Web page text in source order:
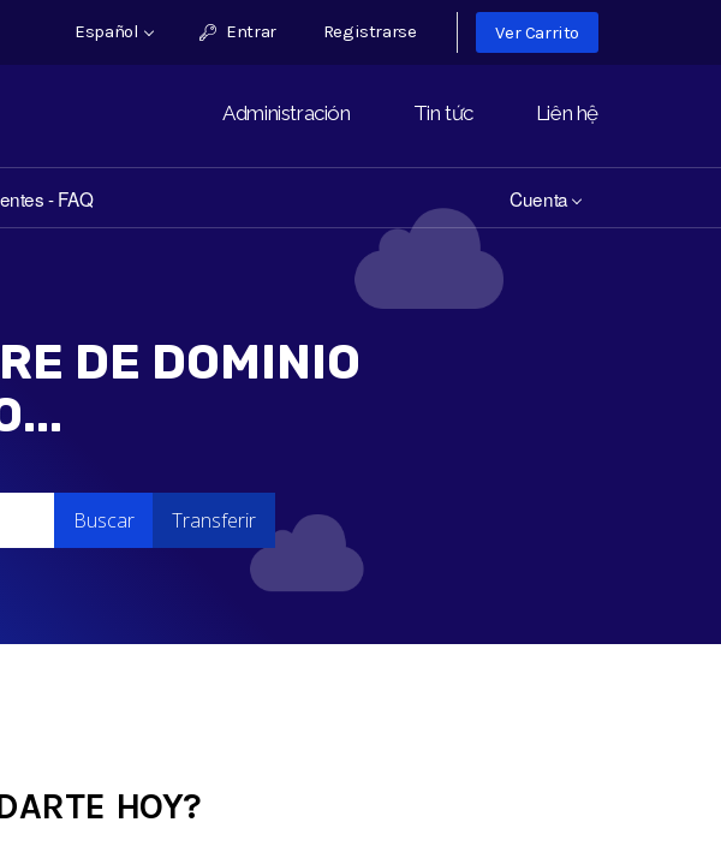
Español Entrar Registrarse Ver Carrito
Administración Tin tức Liên hệ
- FAQ Cuenta
DE DOMINIO
HOY?